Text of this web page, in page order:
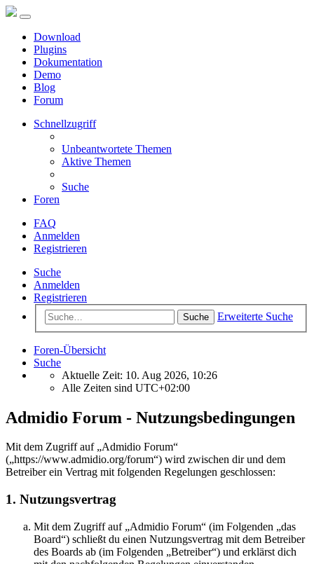
Download
Plugins
Dokumentation
Demo
Blog
Forum
Schnellzugriff
Unbeantwortete Themen
Aktive Themen
Suche
Foren
FAQ
Anmelden
Registrieren
Suche
Anmelden
Registrieren
Suche Erweiterte Suche
Foren-Übersicht
Suche
Aktuelle Zeit: 10. Aug 2026, 10:26
Alle Zeiten sind UTC+02:00
Admidio Forum - Nutzungsbedingungen
Mit dem Zugriff auf „Admidio Forum“
(„https://www.admidio.org/forum“) wird zwischen dir und dem
Betreiber ein Vertrag mit folgenden Regelungen geschlossen:
1. Nutzungsvertrag
Mit dem Zugriff auf „Admidio Forum“ (im Folgenden „das
Board“) schließt du einen Nutzungsvertrag mit dem Betreiber
des Boards ab (im Folgenden „Betreiber“) und erklärst dich